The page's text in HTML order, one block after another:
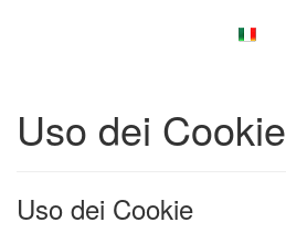
Uso dei Cookie
Uso dei Cookie